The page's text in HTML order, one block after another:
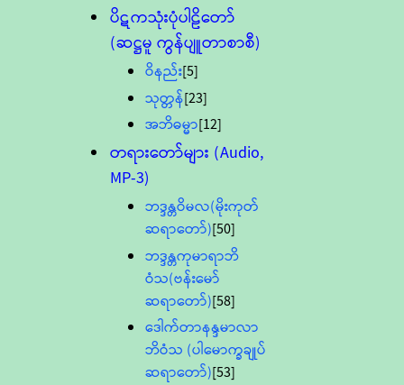
ပိဋကသုံးပုံပါဠိတော်
(ဆဋ္ဌမူ ကွန်ပျူတာစာစီ)
ဝိနည်း[5]
သုတ္တန်[23]
အဘိဓမ္မာ[12]
တရားတော်များ (Audio,
MP-3)
ဘဒ္ဒန္တဝိမလ(မိုးကုတ်
ဆရာတော်)[50]
ဘဒ္ဒန္တကုမာရာဘိ
ဝံသ(ဗန်းမော်
ဆရာတော်)[58]
ဒေါက်တာနန္ဒမာလာ
ဘိဝံသ (ပါမောက္ခချုပ်
ဆရာတော်)[53]